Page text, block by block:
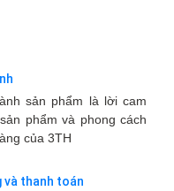
sản phẩm là lời cam
phẩm và phong cách
của 3TH
và thanh toán